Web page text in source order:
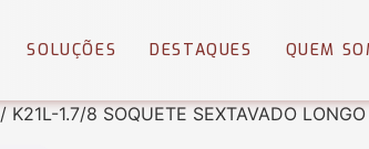
SOLUÇÕES DESTAQUES QUEM
/ K21L-1.7/8 SOQUETE SEXTAVADO